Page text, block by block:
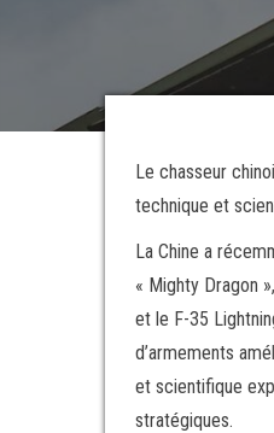
Le chasseur
technique et
La Chine a
« Mighty Dragon
et le F-35
d’armements
et scientifique
stratégiques.